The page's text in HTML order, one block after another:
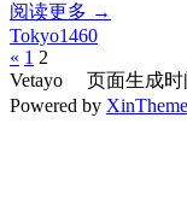
阅读更多 →
Tokyo1460
« 1 2
Vetayo 页面生成
Powered by XinTheme